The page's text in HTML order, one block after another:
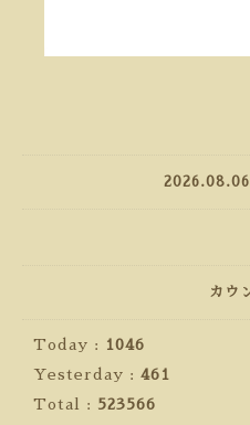
カウ
Today :
1046
Yesterday : 461
Total : 523566